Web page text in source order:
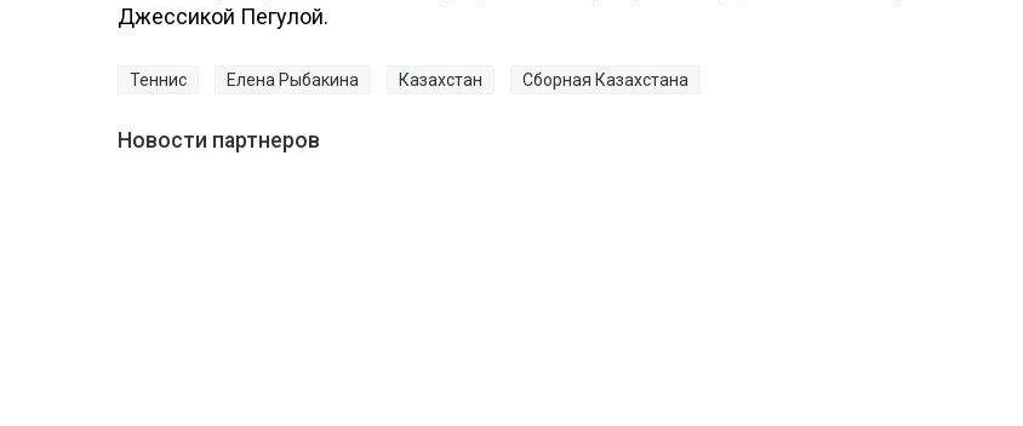
Джессикой Пегулой.
Теннис Елена Рыбакина Казахстан Сборная Казахстана
Новости партнеров